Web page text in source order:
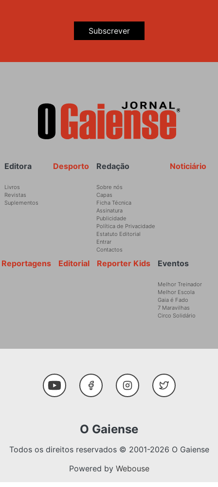
Subscrever
Rodapé Noticiário
Redação
Sobre nós
Capas
Ficha Técnica
Assinatura
Publicidade
Política de Privacidade
Estatuto Editorial
Entrar
Contactos
Desporto
Editora
Livros
Revistas
Suplementos
Eventos
Melhor Treinador
Melhor Escola
Gaia é Fado
7 Maravilhas
Circo Solidário
Reporter Kids
Editorial
Reportagens
Social Media
Youtube FacebookInstagramTwitter
O Gaiense
Todos os direitos reservados © 2001-2026 O Gaiense
Powered by Webouse